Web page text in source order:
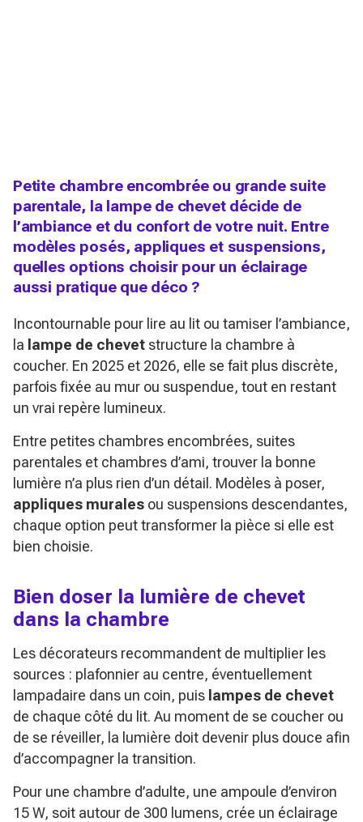
Petite chambre encombrée ou grande suite
parentale, la lampe de chevet décide de
l’ambiance et du confort de votre nuit. Entre
modèles posés, appliques et suspensions,
quelles options choisir pour un éclairage
aussi pratique que déco ?
Incontournable pour lire au lit ou tamiser l’ambiance,
la lampe de chevet structure la chambre à
coucher. En 2025 et 2026, elle se fait plus discrète,
parfois fixée au mur ou suspendue, tout en restant
un vrai repère lumineux.
Entre petites chambres encombrées, suites
parentales et chambres d’ami, trouver la bonne
lumière n’a plus rien d’un détail. Modèles à poser,
appliques murales ou suspensions descendantes,
chaque option peut transformer la pièce si elle est
bien choisie.
Bien doser la lumière de chevet
dans la chambre
Les décorateurs recommandent de multiplier les
sources : plafonnier au centre, éventuellement
lampadaire dans un coin, puis lampes de chevet
de chaque côté du lit. Au moment de se coucher ou
de se réveiller, la lumière doit devenir plus douce afin
d’accompagner la transition.
Pour une chambre d’adulte, une ampoule d’environ
15 W, soit autour de 300 lumens, crée un éclairage